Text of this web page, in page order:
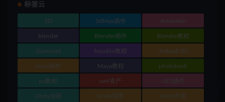
标签云
3D 3dMax插件 Artstation
blender Blender插件 Blender教程
Gumroad houdini教程 Kitbash3D
maya插件 Maya教程 photobash
ps教程 ue4资产 UE5插件
Unity动画 Unity场景 Unity开发